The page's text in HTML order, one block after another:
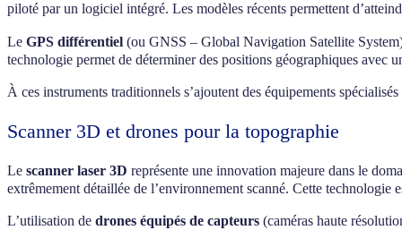
piloté par un logiciel intégré. Les modèles récents permettent
Le GPS différentiel (ou GNSS – Global Navigation Satellite
technologie permet de déterminer des positions géographiques
À ces instruments traditionnels s’ajoutent des équipements
Scanner 3D et drones pour la topographie
Le scanner laser 3D représente une innovation majeure dans le
extrêmement détaillée de l’environnement scanné. Cette technologie
L’utilisation de drones équipés de capteurs (caméras haute